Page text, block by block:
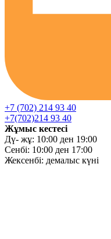
+7 (702) 214 93 40
+7(702)214 93 40
Жұмыс кестесі
Дү- жұ: 10:00 ден 19:00
Сенбі: 10:00 ден 17:00
Жексенбі: демалыс күні